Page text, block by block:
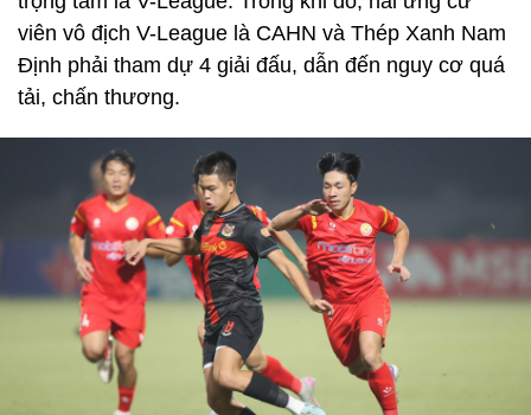
viên vô địch V-League là CAHN và Thép Xanh Nam
Định phải tham dự 4 giải đấu, dẫn đến nguy cơ quá
tải, chấn thương.